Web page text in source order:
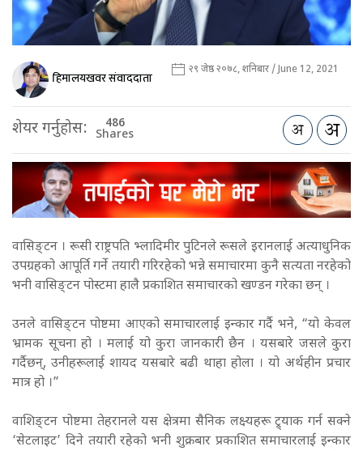
हिमालयखवर संवाददाता २९ जेष्ठ २०७८, शनिबार / June 12, 2021
शेयर गर्नुहोस: 486
Shares
वासिङ्टन । रूसी राष्ट्रपति भ्लादिमीर पुटिनले रूसले इरानलाई अत्याधुनिक
उपग्रहको आपूर्ति गर्ने तयारी गरिरहेको भन्ने समाचारमा कुनै सत्यता नरहेको
भनी वासिङ्टन पोस्टमा हालै प्रकाशित समाचारको खण्डन गरेका छन् ।
उनले वासिङ्टन पोष्टमा आएको समाचारलाई इन्कार गर्दै भने, “यो केवल
भ्रामक सूचना हो । मलाई यो कुरा जानकारी छैन । यसबारे जसले कुरा
गर्दैछन्, उनीहरूलाई शायद यसबारे बढी थाहा होला । यो अर्थहीन प्रचार
मात्र हो ।”
वाशिङ्टन पोष्टमा तेहरानले यस क्षेत्रमा सैनिक लक्ष्यहरू ट्र्याक गर्न सक्ने
‘सेटलाइट’ दिने तयारी रहेको भनी शुक्रबार प्रकाशित समाचारलाई इन्कार